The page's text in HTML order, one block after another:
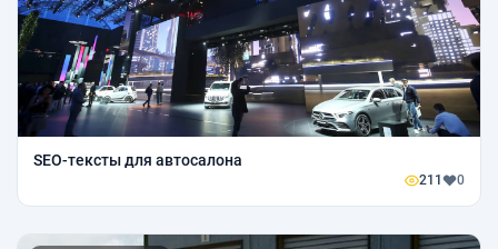
SEO-тексты для автосалона
211 0